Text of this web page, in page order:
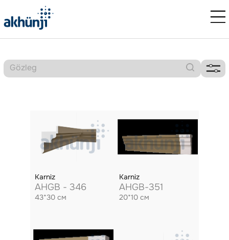
Karniz
AHGB - 346
43*30 см
Karniz
AHGB-351
20*10 см